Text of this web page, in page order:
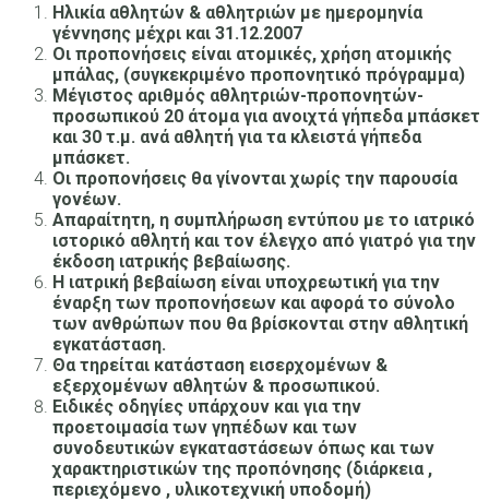
Ηλικία αθλητών & αθλητριών με ημερομηνία
γέννησης μέχρι και 31.12.2007
Οι προπονήσεις είναι ατομικές, χρήση ατομικής
μπάλας, (συγκεκριμένο προπονητικό πρόγραμμα)
Μέγιστος αριθμός αθλητριών-προπονητών-
προσωπικού 20 άτομα για ανοιχτά γήπεδα μπάσκετ
και 30 τ.μ. ανά αθλητή για τα κλειστά γήπεδα
μπάσκετ.
Οι προπονήσεις θα γίνονται χωρίς την παρουσία
γονέων.
Απαραίτητη, η συμπλήρωση εντύπου με το ιατρικό
ιστορικό αθλητή και τον έλεγχο από γιατρό για την
έκδοση ιατρικής βεβαίωσης.
Η ιατρική βεβαίωση είναι υποχρεωτική για την
έναρξη των προπονήσεων και αφορά το σύνολο
των ανθρώπων που θα βρίσκονται στην αθλητική
εγκατάσταση.
Θα τηρείται κατάσταση εισερχομένων &
εξερχομένων αθλητών & προσωπικού.
Ειδικές οδηγίες υπάρχουν και για την
προετοιμασία των γηπέδων και των
συνοδευτικών εγκαταστάσεων όπως και των
χαρακτηριστικών της προπόνησης (διάρκεια ,
περιεχόμενο , υλικοτεχνική υποδομή)